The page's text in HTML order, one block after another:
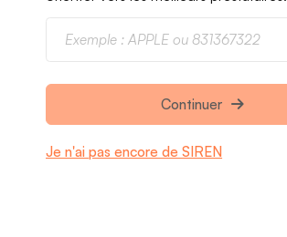
Continuer
Je n'ai pas encore de SIREN